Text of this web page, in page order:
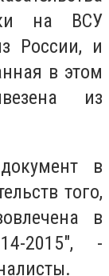
на ВСУ
России, и
в этом
из
в
того,
в
2015", -